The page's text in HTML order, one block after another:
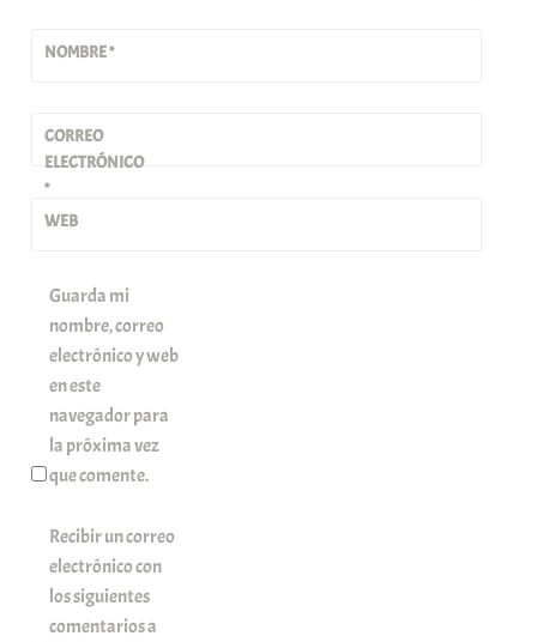
NOMBRE*
CORREO
ELECTRÓNICO
*
WEB
Guarda mi
nombre, correo
electrónico y web
en este
navegador para
la próxima vez
que comente.
Recibir un correo
electrónico con
los siguientes
comentarios a